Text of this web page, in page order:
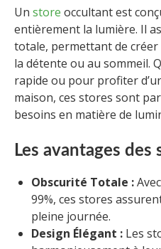
Un store occultant est
entièrement la lumière. Il
totale, permettant de
la détente ou au sommeil.
rapide ou pour profiter
maison, ces stores sont
besoins en matière de
Les avantages
Obscurité Totale :
99%, ces stores
pleine journée.
Design Élégant : Les